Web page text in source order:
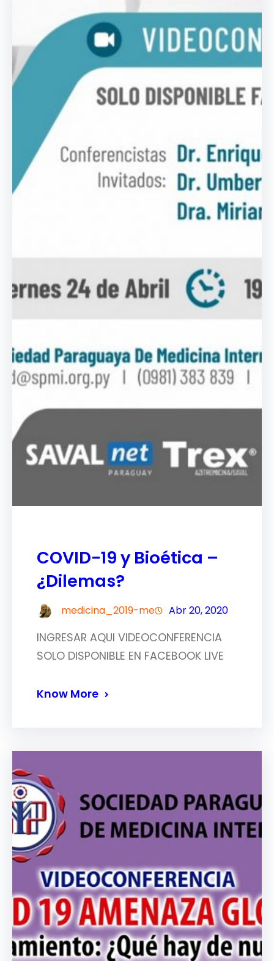
COVID-19 y Bioética –
¿Dilemas?
medicina_2019-me Abr 20, 2020
INGRESAR AQUI VIDEOCONFERENCIA
SOLO DISPONIBLE EN FACEBOOK LIVE
Know More